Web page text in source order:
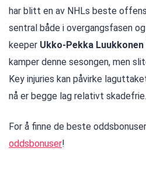
har blitt en av NHLs beste
sentral både i overgangsfasen
keeper Ukko-Pekka Luukkonen
kamper denne sesongen, men
Key injuries kan påvirke
nå er begge lag relativt skadefrie.
For å finne de beste
oddsbonuser!